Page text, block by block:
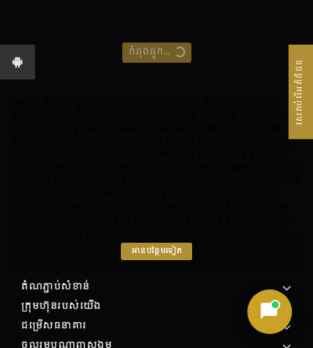
កំពុងផ្ទុក...
គួរឱ្យចាប់អារម្មណ៍សម្រាប់អ្នកលេង។ NetEnt បាននៅក្នុងឧស្សាហកម្ម
គួរឱ្យរំភើបផងដែរ ដូចជាការបង្វិលដោយឥតគិតថ្លៃ ជុំប្រាក់រង្វាន់ និង
មេគុណ ដែលផ្តល់ឱ្យអ្នកលេងនូវឱកាសកាន់តែច្រើនដើម្បីឈ្នះរង្វាន់ធំ។
គ្របដណ្តប់លើប្រធានបទ និងប្រភេទផ្សេងៗ។ វេទិកានេះផ្តល់នូវហ្គេម
ជាច្រើនប្រភេទ ចាប់ពីម៉ាស៊ីនផ្លែឈើបុរាណ រហូតដល់ស្បែកទំនើប និង
ដំណើរផ្សងព្រេងដូចជាចោរសមុទ្រ លំហ និងទេវកថា។ ហ្គេមទាំងអស់
ត្រូវបានផ្តល់ដោយអ្នកបង្កើតកម្មវិធីដែលអាចទុកចិត្តបាន ធានាថាអ្នក
លេងមានបទពិសោធន៍លេងហ្គេមដោយយុត្តិធម៌ និងសុវត្ថិភាព។
អាន​បន្ថែមទៀត
តំណភ្ជាប់សំខាន់
ក្រុមហ៊ុន​របស់​យើង
ជម្រើសធនាគារ
សេវាបំរើអតិថិជន